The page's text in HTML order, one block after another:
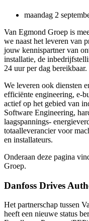
maandag 2
Van Egmond Groep is
we naast het leveren van
jouw kennispartner van
installatie, de
24 uur per dag bereikbaar.
We leveren ook diensten
efficiënte engineering, e-
actief op het gebied van
Software Engineering,
laagspannings-
totaalleverancier voor
en installateurs.
Onderaan deze pagina
Groep.
Danfoss Drives
Het partnerschap tussen
heeft een nieuwe status